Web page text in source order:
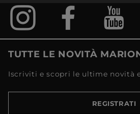
TUTTE LE NOVITÀ
Iscriviti e scopri le ultime novità
REGISTRATI